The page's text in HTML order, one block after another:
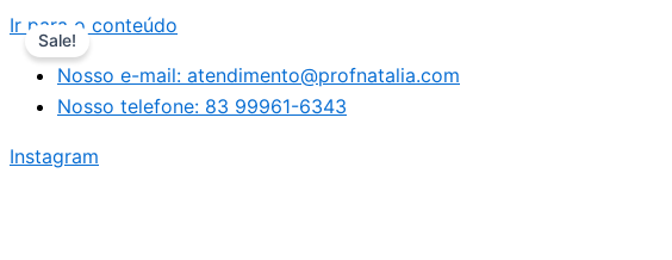
Ir para o conteúdo
Nosso e-mail: atendimento@profnatalia.com
Nosso telefone: 83 99961-6343
Instagram
Sale!